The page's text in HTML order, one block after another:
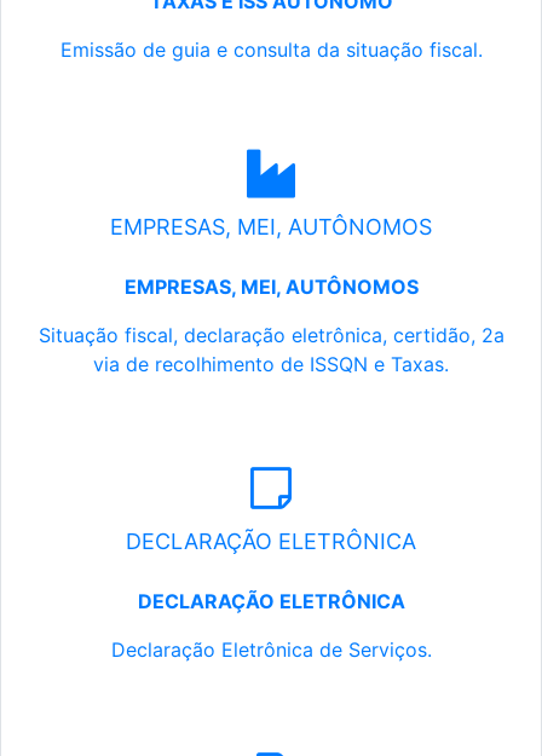
Emissão de guia e consulta da situação fiscal.
EMPRESAS, MEI, AUTÔNOMOS
EMPRESAS, MEI, AUTÔNOMOS
Situação fiscal, declaração eletrônica, certidão, 2a
via de recolhimento de ISSQN e Taxas.
DECLARAÇÃO ELETRÔNICA
DECLARAÇÃO ELETRÔNICA
Declaração Eletrônica de Serviços.